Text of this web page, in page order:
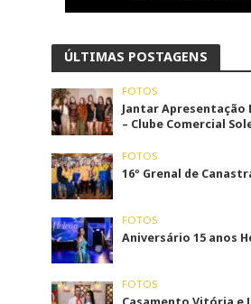
ÚLTIMAS POSTAGENS
FOTOS
Jantar Apresentação
– Clube Comercial
FOTOS
16º Grenal de
FOTOS
Aniversário 15 anos
FOTOS